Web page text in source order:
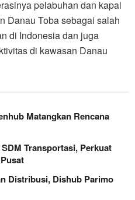
pelabuhan dan kapal
Danau Toba sebagai salah
di Indonesia dan juga
di kawasan Danau
Matangkan Rencana
Transportasi, Perkuat
Distribusi, Dishub Parimo